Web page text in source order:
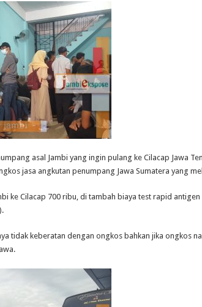
asal Jambi yang ingin pulang ke Cilacap Jawa
jasa angkutan penumpang Jawa Sumatera yang
ke Cilacap 700 ribu, di tambah biaya test rapid antigen
tidak keberatan dengan ongkos bahkan jika ongkos